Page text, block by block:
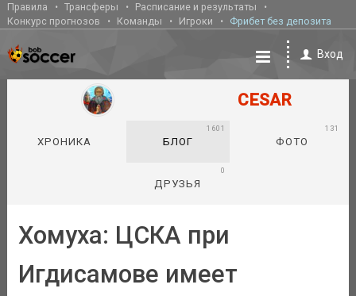
Правила Трансферы
Расписание и результаты
Конкурс прогнозов
Команды Игроки Фрибет без депозита
Вход
CESAR
ХРОНИКА БЛОГ
1601
ФОТО
131
ДРУЗЬЯ
0
Хомуха: ЦСКА при
Игдисамове имеет